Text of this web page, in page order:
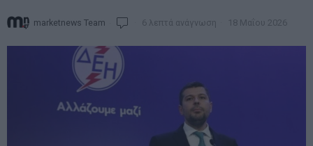
marketnews Team 6 λεπτά ανάγνωση 18 Μαΐου 2026